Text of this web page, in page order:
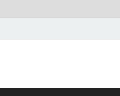
Bella Vita